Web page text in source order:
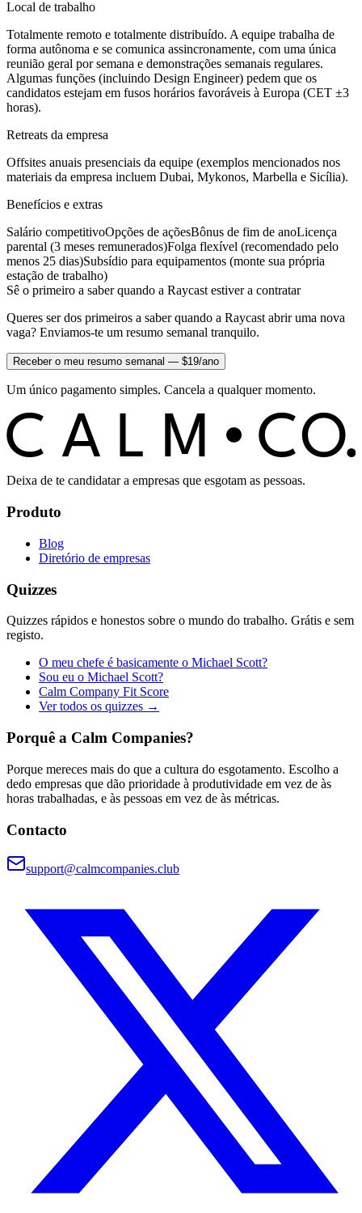
Local de trabalho
Totalmente remoto e totalmente distribuído. A equipe trabalha de
forma autônoma e se comunica assincronamente, com uma única
reunião geral por semana e demonstrações semanais regulares.
Algumas funções (incluindo Design Engineer) pedem que os
candidatos estejam em fusos horários favoráveis à Europa (CET ±3
horas).
Retreats da empresa
Offsites anuais presenciais da equipe (exemplos mencionados nos
materiais da empresa incluem Dubai, Mykonos, Marbella e Sicília).
Benefícios e extras
Salário competitivoOpções de açõesBônus de fim de anoLicença
parental (3 meses remunerados)Folga flexível (recomendado pelo
menos 25 dias)Subsídio para equipamentos (monte sua própria
estação de trabalho)
Sê o primeiro a saber quando a Raycast estiver a contratar
Queres ser dos primeiros a saber quando a Raycast abrir uma nova
vaga? Enviamos-te um resumo semanal tranquilo.
Receber o meu resumo semanal — $19/ano
Um único pagamento simples. Cancela a qualquer momento.
C ALM C O.
Deixa de te candidatar a empresas que esgotam as pessoas.
Produto
Blog
Diretório de empresas
Quizzes
Quizzes rápidos e honestos sobre o mundo do trabalho. Grátis e sem
registo.
O meu chefe é basicamente o Michael Scott?
Sou eu o Michael Scott?
Calm Company Fit Score
Ver todos os quizzes →
Porquê a Calm Companies?
Porque mereces mais do que a cultura do esgotamento. Escolho a
dedo empresas que dão prioridade à produtividade em vez de às
horas trabalhadas, e às pessoas em vez de às métricas.
Contacto
support@calmcompanies.club